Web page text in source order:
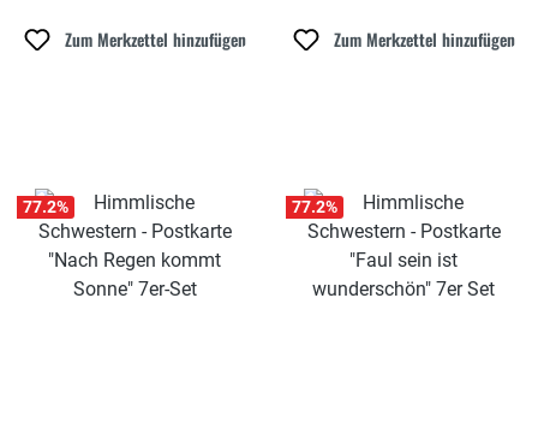
Zum Merkzettel hinzufügen Zum Merkzettel hinzufügen
77.2% 77.2%